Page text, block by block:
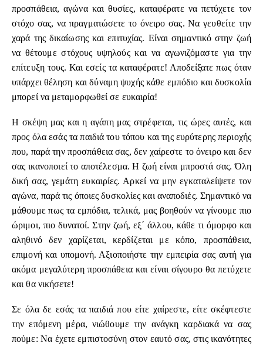
προσπάθεια, αγώνα και θυσίες, καταφέρατε να πετύχετε τον
στόχο σας, να πραγματώσετε το όνειρο σας. Να γευθείτε την
χαρά της δικαίωσης και επιτυχίας. Είναι σημαντικό στην ζωή
να θέτουμε στόχους υψηλούς και να αγωνιζόμαστε για την
επίτευξη τους. Και εσείς τα καταφέρατε! Αποδείξατε πως όταν
υπάρχει θέληση και δύναμη ψυχής κάθε εμπόδιο και δυσκολία
μπορεί να μεταμορφωθεί σε ευκαιρία!
Η σκέψη μας και η αγάπη μας στρέφεται, τις ώρες αυτές, και
προς όλα εσάς τα παιδιά του τόπου και της ευρύτερης περιοχής
που, παρά την προσπάθεια σας, δεν χαίρεστε το όνειρο και δεν
σας ικανοποιεί το αποτέλεσμα. Η ζωή είναι μπροστά σας. Όλη
δική σας, γεμάτη ευκαιρίες. Αρκεί να μην εγκαταλείψετε τον
αγώνα, παρά τις όποιες δυσκολίες και αναποδιές. Σημαντικό να
μάθουμε πως τα εμπόδια, τελικά, μας βοηθούν να γίνουμε πιο
ώριμοι, πιο δυνατοί. Στην ζωή, εξ΄ άλλου, κάθε τι όμορφο και
αληθινό δεν χαρίζεται, κερδίζεται με κόπο, προσπάθεια,
επιμονή και υπομονή. Αξιοποιήστε την εμπειρία σας αυτή για
ακόμα μεγαλύτερη προσπάθεια και είναι σίγουρο θα πετύχετε
και θα νικήσετε!
Σε όλα δε εσάς τα παιδιά που είτε χαίρεστε, είτε σκέφτεστε
την επόμενη μέρα, νιώθουμε την ανάγκη καρδιακά να σας
πούμε: Να έχετε εμπιστοσύνη στον εαυτό σας, στις ικανότητες